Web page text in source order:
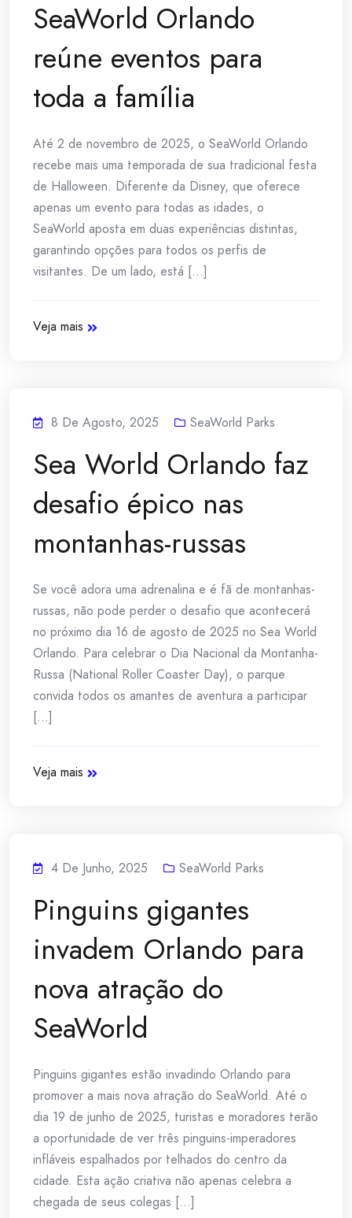
SeaWorld Orlando
reúne eventos para
toda a família
Até 2 de novembro de 2025, o SeaWorld Orlando
recebe mais uma temporada de sua tradicional festa
de Halloween. Diferente da Disney, que oferece
apenas um evento para todas as idades, o
SeaWorld aposta em duas experiências distintas,
garantindo opções para todos os perfis de
visitantes. De um lado, está [...]
Veja mais
8 De Agosto, 2025 SeaWorld Parks
Sea World Orlando faz
desafio épico nas
montanhas-russas
Se você adora uma adrenalina e é fã de montanhas-
russas, não pode perder o desafio que acontecerá
no próximo dia 16 de agosto de 2025 no Sea World
Orlando. Para celebrar o Dia Nacional da Montanha-
Russa (National Roller Coaster Day), o parque
convida todos os amantes de aventura a participar
[...]
Veja mais
4 De Junho, 2025 SeaWorld Parks
Pinguins gigantes
invadem Orlando para
nova atração do
SeaWorld
Pinguins gigantes estão invadindo Orlando para
promover a mais nova atração do SeaWorld. Até o
dia 19 de junho de 2025, turistas e moradores terão
a oportunidade de ver três pinguins-imperadores
infláveis espalhados por telhados do centro da
cidade. Esta ação criativa não apenas celebra a
chegada de seus colegas [...]